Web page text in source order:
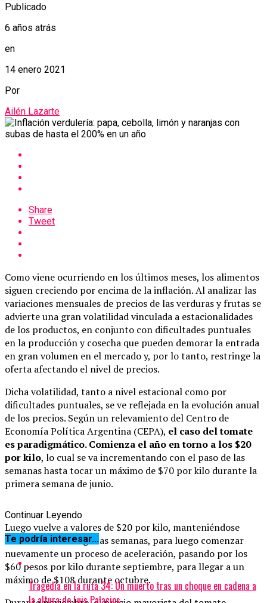
Publicado
6 años atrás
en
14 enero 2021
Por
Ailén Lazarte
Share
Tweet
Como viene ocurriendo en los últimos meses, los alimentos
siguen creciendo por encima de la inflación. Al analizar las
variaciones mensuales de precios de las verduras y frutas se
advierte una gran volatilidad vinculada a estacionalidades
de los productos, en conjunto con dificultades puntuales
en la producción y cosecha que pueden demorar la entrada
en gran volumen en el mercado y, por lo tanto, restringe la
oferta afectando el nivel de precios.
Dicha volatilidad, tanto a nivel estacional como por
dificultades puntuales, se ve reflejada en la evolución anual
de los precios. Según un relevamiento del Centro de
Economía Política Argentina (CEPA), el caso del tomate
es paradigmático. Comienza el año en torno a los $20
por kilo, lo cual se va incrementando con el paso de las
semanas hasta tocar un máximo de $70 por kilo durante la
primera semana de junio.
Luego vuelve a valores de $20 por kilo, manteniéndose
estable durante algunas semanas, para luego comenzar
nuevamente un proceso de aceleración, pasando por los
$60 pesos por kilo durante septiembre, para llegar a un
máximo de $108 durante octubre.
Continuar Leyendo
Te podría interesar...
Tragedia en la ruta 34: Un muerto tras un choque en cadena a
la altura de Luis Palacios